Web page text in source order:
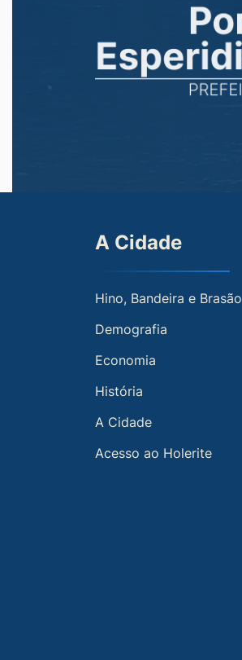
A Cidade
Hino, Bandeira e Brasão
Demografia
Economia
História
A Cidade
Acesso ao Holerite